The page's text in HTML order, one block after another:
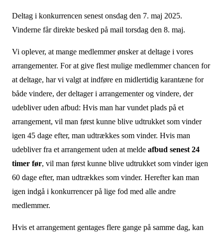
Deltag i konkurrencen senest onsdag den 7. maj 2025.
Vinderne får direkte besked på mail torsdag den 8. maj.
Vi oplever, at mange medlemmer ønsker at deltage i vores
arrangementer. For at give flest mulige medlemmer chancen for
at deltage, har vi valgt at indføre en midlertidig karantæne for
både vindere, der deltager i arrangementer og vindere, der
udebliver uden afbud: Hvis man har vundet plads på et
arrangement, vil man først kunne blive udtrukket som vinder
igen 45 dage efter, man udtrækkes som vinder. Hvis man
udebliver fra et arrangement uden at melde afbud senest 24
timer før, vil man først kunne blive udtrukket som vinder igen
60 dage efter, man udtrækkes som vinder. Herefter kan man
igen indgå i konkurrencer på lige fod med alle andre
medlemmer.
Hvis et arrangement gentages flere gange på samme dag, kan